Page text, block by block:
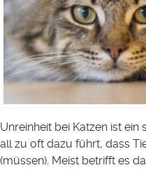
Unreinheit bei Katzen ist
all zu oft dazu führt, dass
(müssen). Meist betrifft es